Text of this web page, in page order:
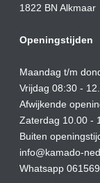
1822 BN Alkmaar
Openingstijden
Maandag t/m
Vrijdag 08:30 -
Afwijkende
Zaterdag 10.00 -
Buiten
info@kamado-
Whatsapp